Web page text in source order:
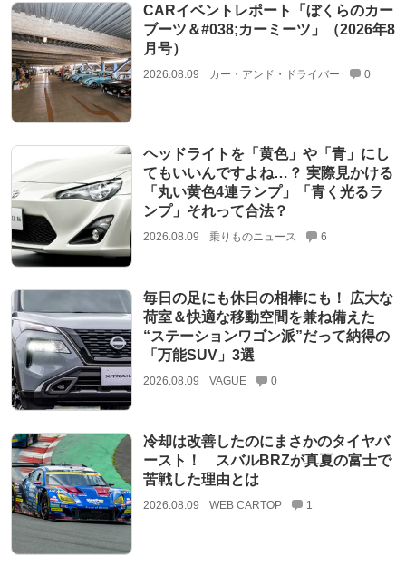
CARイベントレポート「ぼくらのカー
ブーツ＆#038;カーミーツ」（2026年8
月号）
2026.08.09 カー・アンド・ドライバー 0
ヘッドライトを「黄色」や「青」にし
てもいいんですよね…？ 実際見かける
「丸い黄色4連ランプ」「青く光るラ
ンプ」それって合法？
2026.08.09 乗りものニュース 6
毎日の足にも休日の相棒にも！ 広大な
荷室＆快適な移動空間を兼ね備えた
“ステーションワゴン派”だって納得の
「万能SUV」3選
2026.08.09 VAGUE 0
冷却は改善したのにまさかのタイヤバ
ースト！ スバルBRZが真夏の富士で
苦戦した理由とは
2026.08.09 WEB CARTOP 1